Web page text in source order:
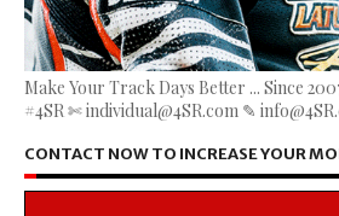
Make Your Track Days Better ... Since
#4SR ✄ individual@4SR.com ✎
CONTACT NOW TO INCREASE YOUR